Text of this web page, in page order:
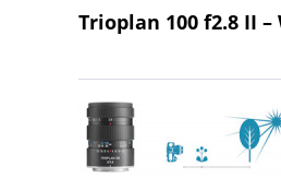
Trioplan 100 f2.8 II